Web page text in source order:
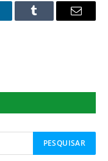
Tumblr
E-